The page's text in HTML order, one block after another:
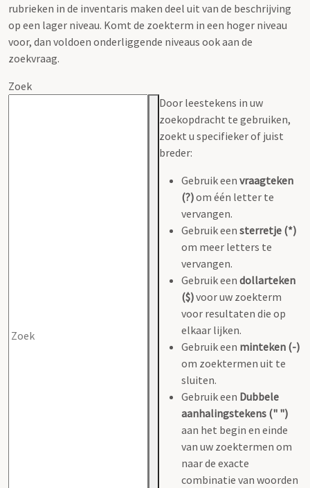
rubrieken in de inventaris maken deel uit van de beschrijving
op een lager niveau. Komt de zoekterm in een hoger niveau
voor, dan voldoen onderliggende niveaus ook aan de
zoekvraag.
Zoek
Door leestekens in uw
zoekopdracht te gebruiken,
zoekt u specifieker of juist
breder:
Gebruik een vraagteken
(?)om één letter te
vervangen.
Gebruik een sterretje (*)
om meer letters te
vervangen.
Gebruik een dollarteken
($)voor uw zoekterm
voor resultaten die op
elkaar lijken.
Gebruik een minteken (-)
om zoektermen uit te
sluiten.
Gebruik een Dubbele
aanhalingstekens (" ")
aan het begin en einde
van uw zoektermen om
naar de exacte
combinatie van woorden